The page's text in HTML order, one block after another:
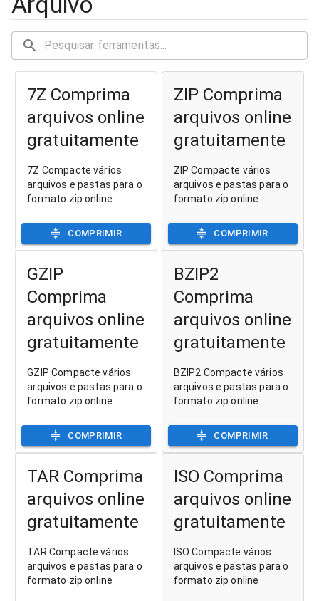
7Z Comprima
arquivos online
gratuitamente
7Z Compacte vários
arquivos e pastas para o
formato zip online
COMPRIMIR
ZIP Comprima
arquivos online
gratuitamente
ZIP Compacte vários
arquivos e pastas para o
formato zip online
COMPRIMIR
GZIP
Comprima
arquivos online
gratuitamente
GZIP Compacte vários
arquivos e pastas para o
formato zip online
COMPRIMIR
BZIP2
Comprima
arquivos online
gratuitamente
BZIP2 Compacte vários
arquivos e pastas para o
formato zip online
COMPRIMIR
TAR Comprima
arquivos online
gratuitamente
TAR Compacte vários
arquivos e pastas para o
formato zip online
ISO Comprima
arquivos online
gratuitamente
ISO Compacte vários
arquivos e pastas para o
formato zip online